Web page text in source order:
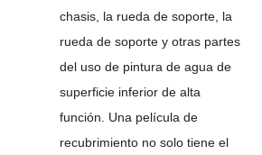
chasis, la rueda de soporte, la
rueda de soporte y otras partes
del uso de pintura de agua de
superficie inferior de alta
función. Una película de
recubrimiento no solo tiene el